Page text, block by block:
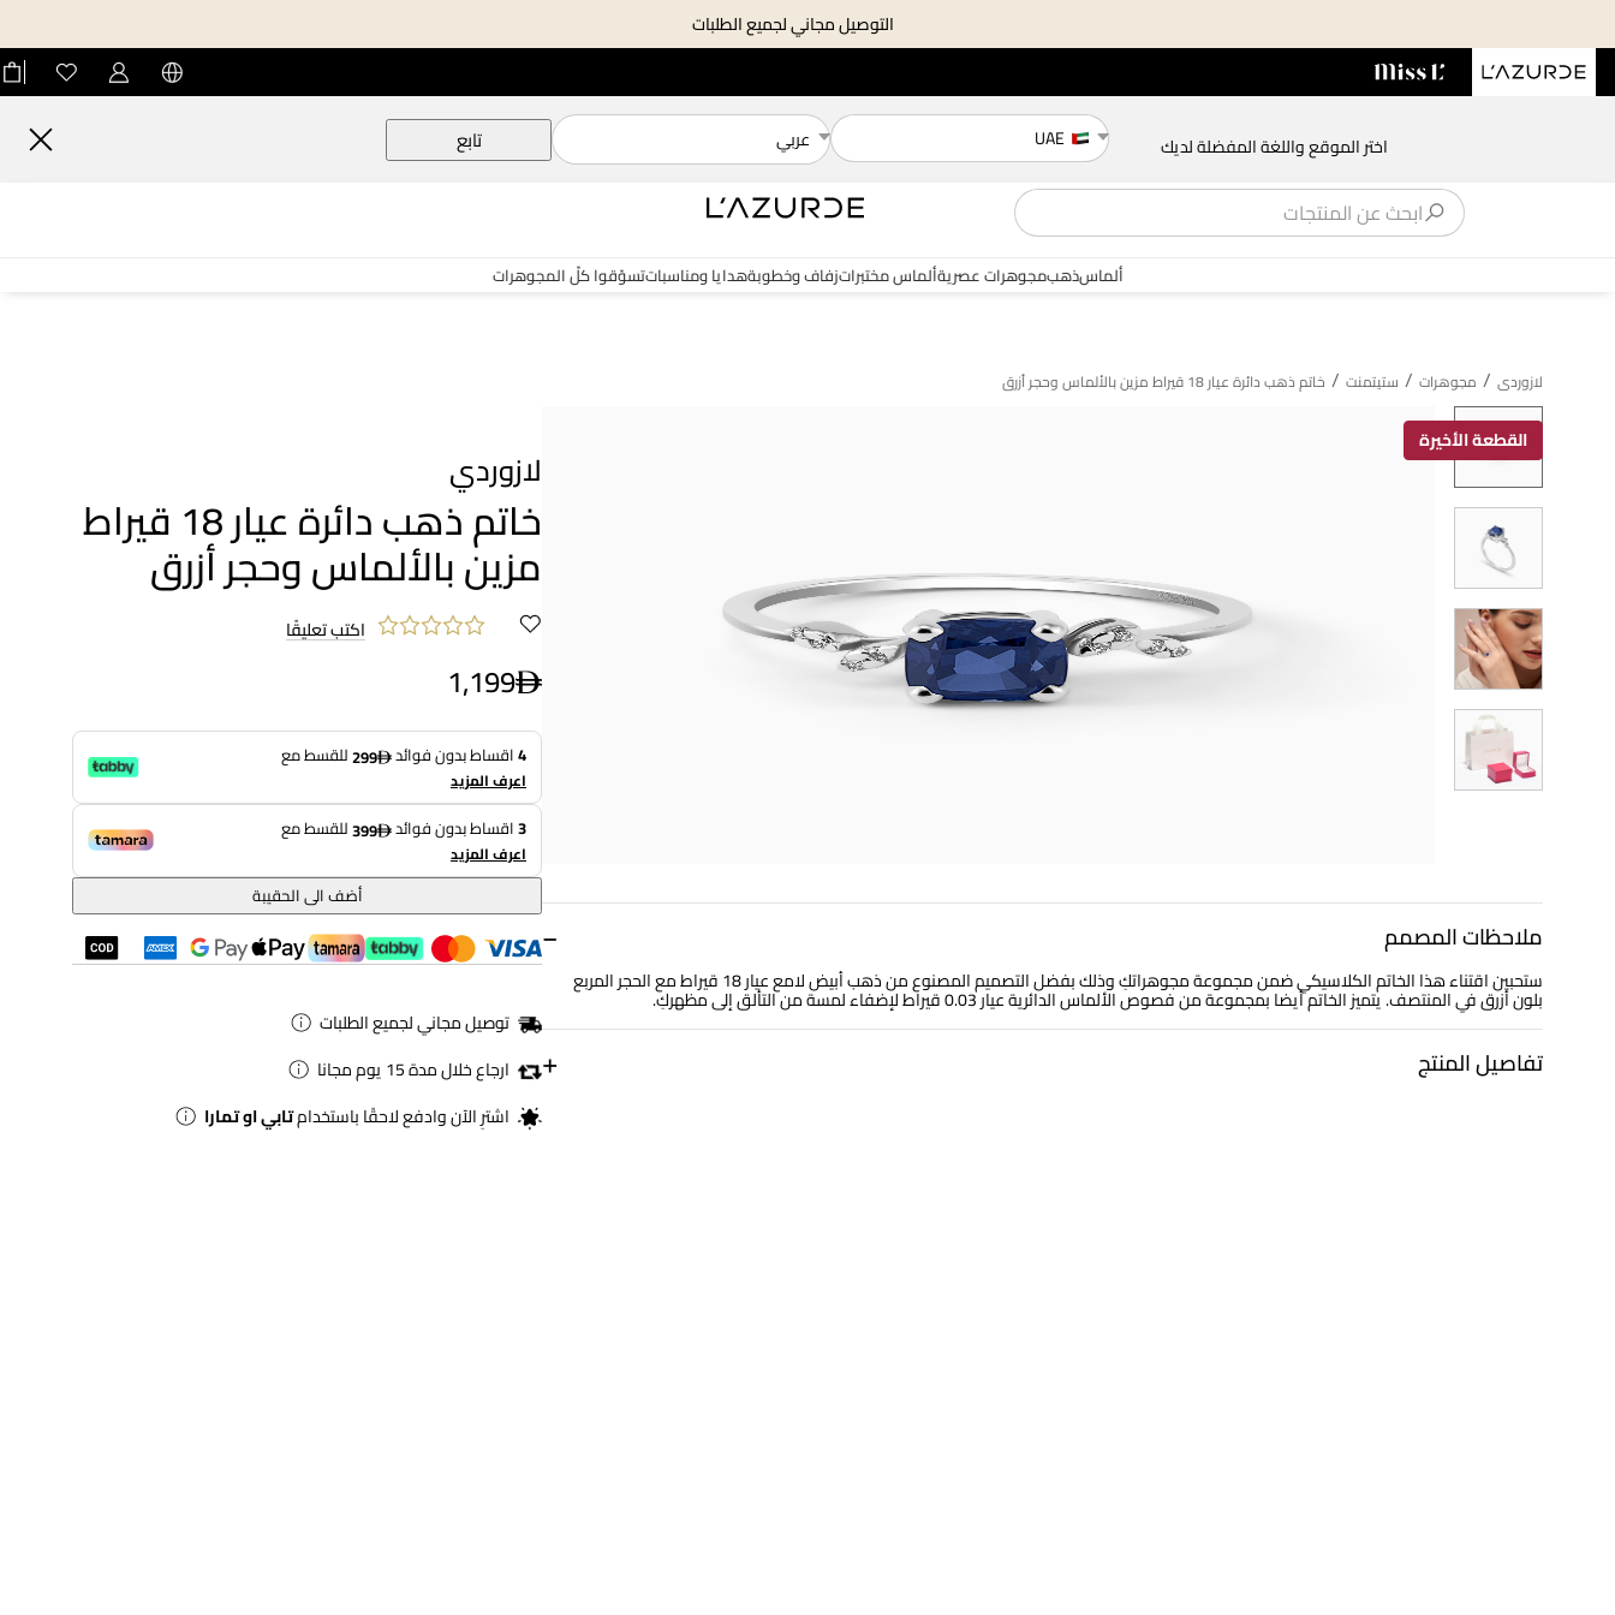
التوصيل مجاني لجميع الطلبات
اختر الموقع واللغة المفضلة لديك UAE عربي تابع
ألماسذهبمجوهرات عصريةألماس مختبراتزفاف وخطوبةهدايا ومناسباتتسوّقوا كلّ المجوهرات
لازوردى / مجوهرات / ستيتمنت / خاتم ذهب دائرة عيار 18 قيراط مزين بالألماس وحجر أزرق
القطعة الأخيرة
ملاحظات المصمم −
ستحبين اقتناء هذا الخاتم الكلاسيكي ضمن مجموعة مجوهراتكِ وذلك بفضل التصميم المصنوع من ذهب أبيض لامع عيار 18 قيراط مع الحجر المربع
بلون أزرق في المنتصف. يتميز الخاتم أيضا بمجموعة من فصوص الألماس الدائرية عيار 0.03 قيراط لإضفاء لمسة من التألق إلى مظهركِ.
تفاصيل المنتج +
لازوردي
خاتم ذهب دائرة عيار 18 قيراط
مزين بالألماس وحجر أزرق
اكتب تعليقًا
1,199
4اقساط بدون فوائد 299للقسط مع
اعرف المزيد
3اقساط بدون فوائد 399للقسط مع
اعرف المزيد
أضف الى الحقيبة
توصيل مجاني لجميع الطلبات
ارجاع خلال مدة 15 يوم مجانا
اشترِ الآن وادفع لاحقًا باستخدامتابي او تمارا